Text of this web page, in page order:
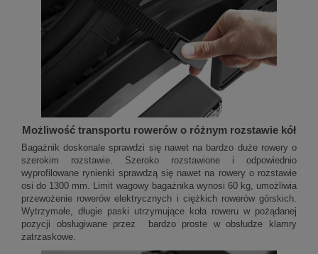
Możliwość transportu rowerów o różnym rozstawie kół
Bagażnik doskonale sprawdzi się nawet na bardzo duże rowery o
szerokim rozstawie. Szeroko rozstawione i odpowiednio
wyprofilowane rynienki sprawdzą się nawet na rowery o rozstawie
osi do 1300 mm. Limit wagowy bagażnika wynosi 60 kg, umożliwia
przewożenie rowerów elektrycznych i ciężkich rowerów górskich.
Wytrzymałe, długie paski utrzymujące koła roweru w pożądanej
pozycji obsługiwane przez bardzo proste w obsłudze klamry
zatrzaskowe.